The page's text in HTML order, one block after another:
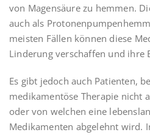
von Magensäure zu hemmen.
auch als
meisten Fällen können diese
Linderung verschaffen und ihre
Es gibt jedoch auch Patienten,
medikamentöse Therapie nicht
oder von welchen eine
Medikamenten abgelehnt wird.